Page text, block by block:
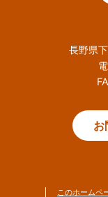
長野県
お
このホームペ